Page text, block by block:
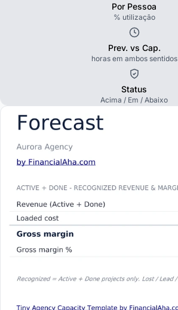
Por Pessoa
% utilização
Prev. vs Cap.
horas em ambos sentidos
Status
Acima / Em / Abaixo